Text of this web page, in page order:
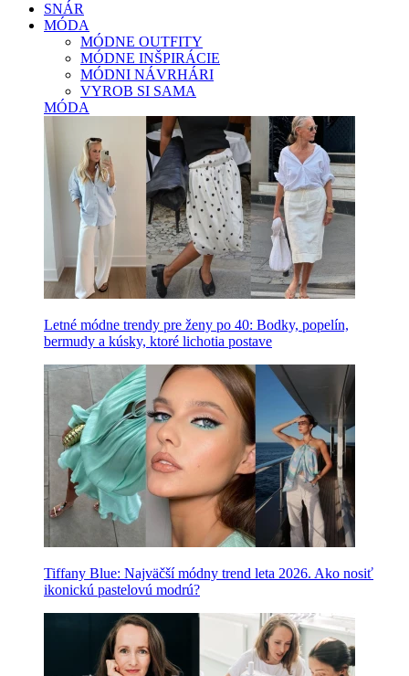
SNÁR
MÓDA
MÓDNE OUTFITY
MÓDNE INŠPIRÁCIE
MÓDNI NÁVRHÁRI
VYROB SI SAMA
MÓDA
Letné módne trendy pre ženy po 40: Bodky, popelín,
bermudy a kúsky, ktoré lichotia postave
Tiffany Blue: Najväčší módny trend leta 2026. Ako nosiť
ikonickú pastelovú modrú?